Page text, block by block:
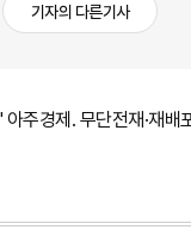
기자의 다른기사
주경제. 무단전재·재배